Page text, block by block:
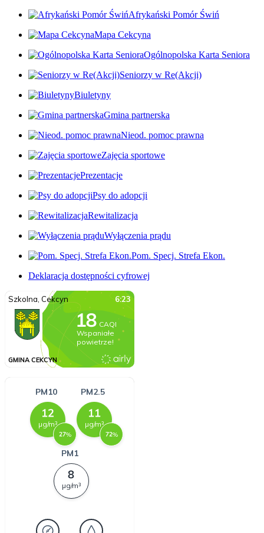
Afrykański Pomór Świń
Mapa Cekcyna
Ogólnopolska Karta Seniora
Seniorzy w Re(Akcji)
Biuletyny
Gmina partnerska
Nieod. pomoc prawna
Zajęcia sportowe
Prezentacje
Psy do adopcji
Rewitalizacja
Wyłączenia prądu
Pom. Specj. Strefa Ekon.
Deklaracja dostępności cyfrowej